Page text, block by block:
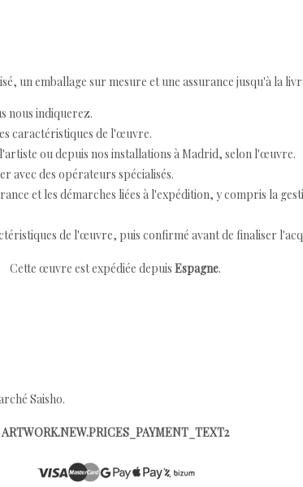
un emballage sur mesure et une assurance jusqu'à la
nous indiquerez.
caractéristiques de l'œuvre.
ou depuis nos installations à Madrid, selon l'œuvre.
avec des opérateurs spécialisés.
et les démarches liées à l'expédition, y compris la
de l'œuvre, puis confirmé avant de finaliser
Cette œuvre est expédiée depuis Espagne.
Saisho.
ARTWORK.NEW.PRICES_PAYMENT_TEXT2